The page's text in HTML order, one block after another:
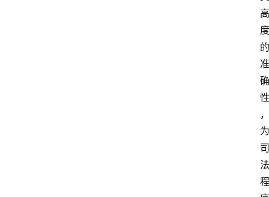
高
度
的
准
确
性
，
为
司
法
程